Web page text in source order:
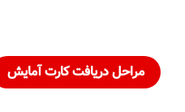
مراحل دریافت کارت آمایش